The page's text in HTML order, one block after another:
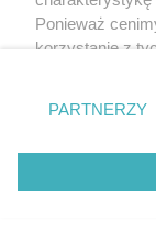
Ponieważ
korzystanie z
zmienić/
znajdujący się
rodzaje
użytkownika,
przetwarzaniu.
PARTNERZY